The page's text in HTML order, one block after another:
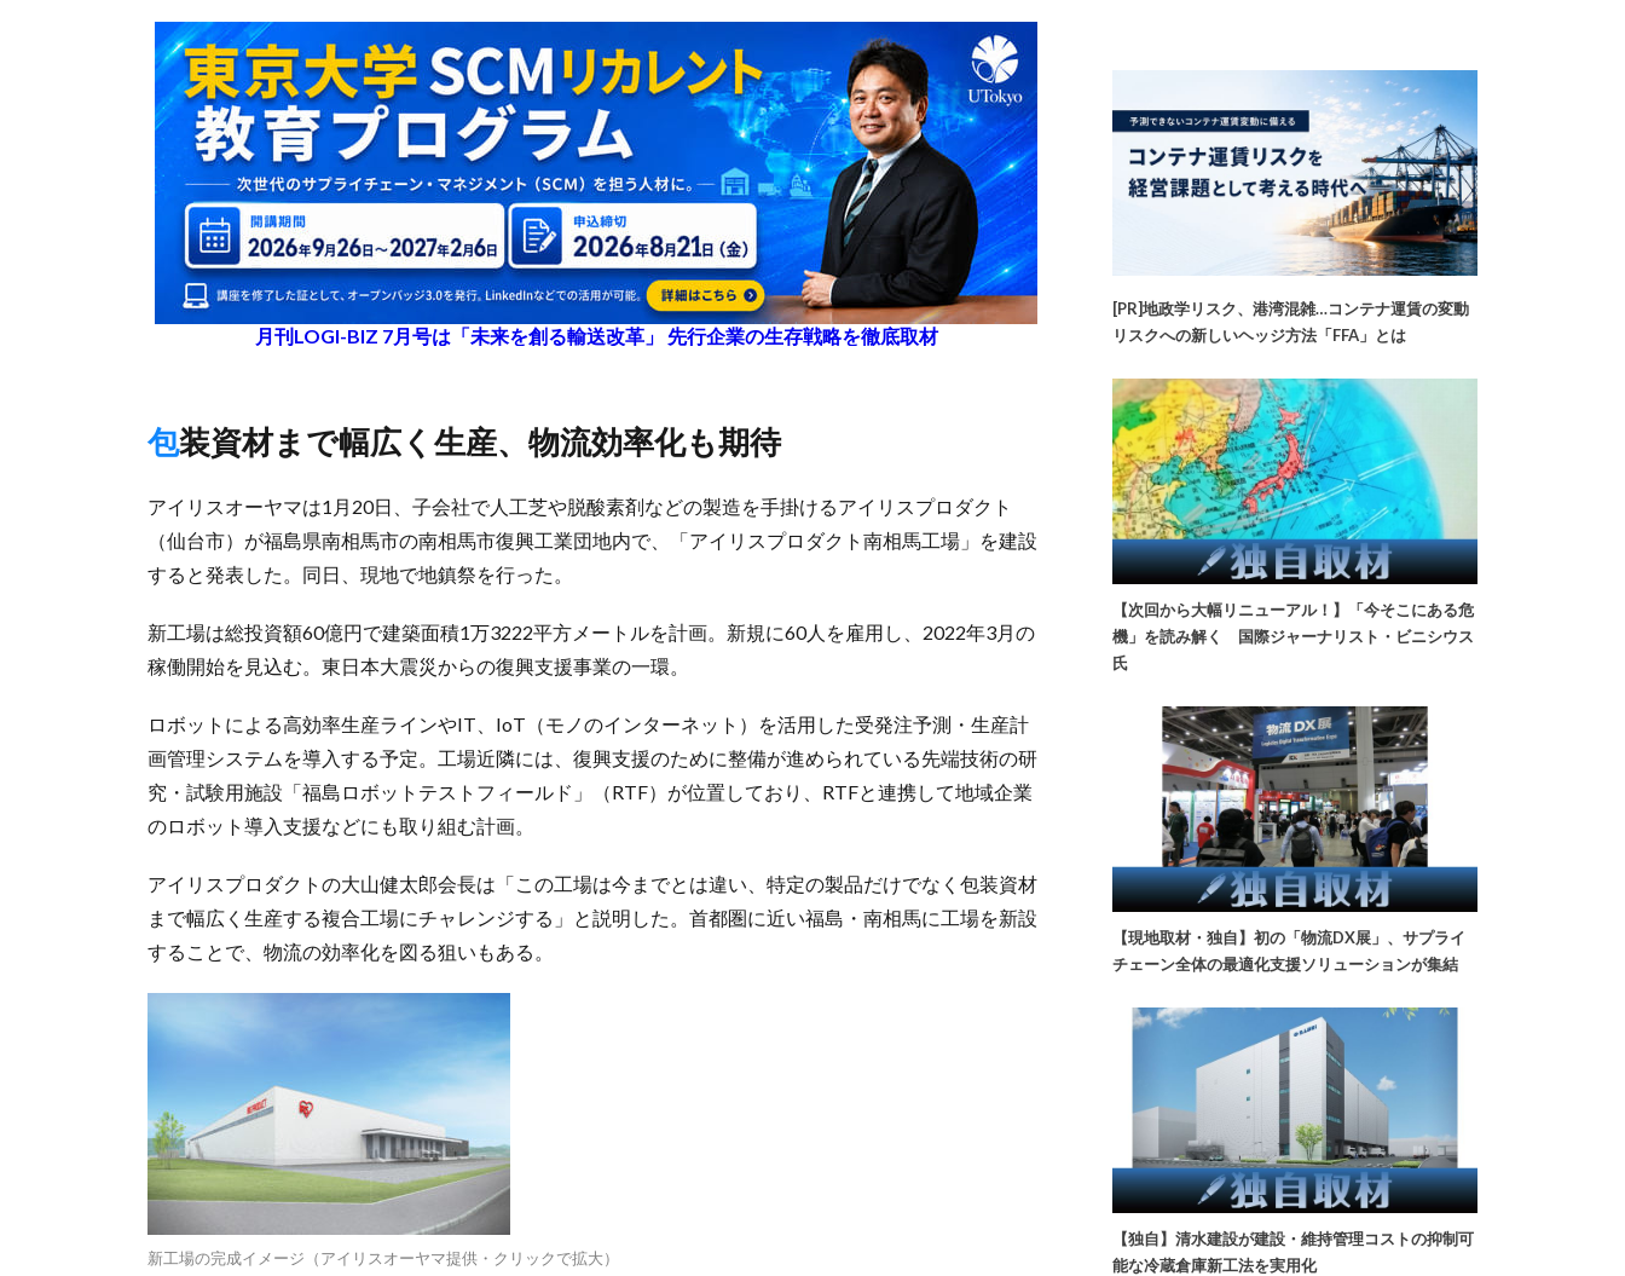
月刊LOGI-BIZ 7月号は「未来を創る輸送改革」 先行企業の生存戦略を徹底取材
包装資材まで幅広く生産、物流効率化も期待
アイリスオーヤマは1月20日、子会社で人工芝や脱酸素剤などの製造を手掛けるアイリスプロダクト
（仙台市）が福島県南相馬市の南相馬市復興工業団地内で、「アイリスプロダクト南相馬工場」を建設
すると発表した。同日、現地で地鎮祭を行った。
新工場は総投資額60億円で建築面積1万3222平方メートルを計画。新規に60人を雇用し、2022年3月の
稼働開始を見込む。東日本大震災からの復興支援事業の一環。
ロボットによる高効率生産ラインやIT、IoT（モノのインターネット）を活用した受発注予測・生産計
画管理システムを導入する予定。工場近隣には、復興支援のために整備が進められている先端技術の研
究・試験用施設「福島ロボットテストフィールド」（RTF）が位置しており、RTFと連携して地域企業
のロボット導入支援などにも取り組む計画。
アイリスプロダクトの大山健太郎会長は「この工場は今までとは違い、特定の製品だけでなく包装資材
まで幅広く生産する複合工場にチャレンジする」と説明した。首都圏に近い福島・南相馬に工場を新設
することで、物流の効率化を図る狙いもある。
新工場の完成イメージ（アイリスオーヤマ提供・クリックで拡大）
[PR]地政学リスク、港湾混雑…コンテナ運賃の変動
リスクへの新しいヘッジ方法「FFA」とは
【次回から大幅リニューアル！】「今そこにある危
機」を読み解く 国際ジャーナリスト・ビニシウス
氏
【現地取材・独自】初の「物流DX展」、サプライ
チェーン全体の最適化支援ソリューションが集結
【独自】清水建設が建設・維持管理コストの抑制可
能な冷蔵倉庫新工法を実用化